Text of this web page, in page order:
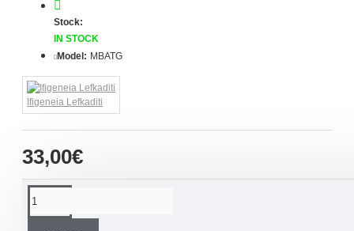
33,00€
Stock:
IN STOCK
Model: MBATG
Ifigeneia Lefkaditi